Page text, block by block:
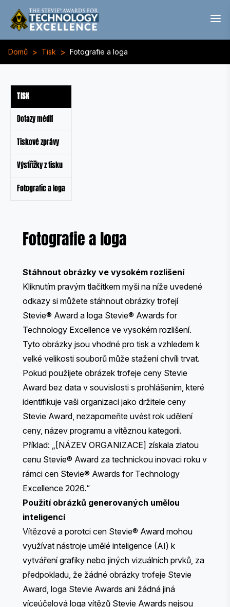
Domů > Tisk > Fotografie a loga
TISK
Dotazy médií
Tiskové zprávy
Výstřižky z tisku
Fotografie a loga
Fotografie a loga
Stáhnout obrázky ve vysokém rozlišení
Kliknutím pravým tlačítkem myši na níže uvedené
odkazy si můžete stáhnout obrázky trofejí
Stevie® Award a loga Stevie® Awards for
Technology Excellence ve vysokém rozlišení.
Tyto obrázky jsou vhodné pro tisk a vzhledem k
velké velikosti souborů může stažení chvíli trvat.
Pokud použijete obrázek trofeje ceny Stevie
Award bez data v souvislosti s prohlášením, které
identifikuje vaši organizaci jako držitele ceny
Stevie Award, nezapomeňte uvést rok udělení
ceny, název programu a vítěznou kategorii.
Příklad: „[NÁZEV ORGANIZACE] získala zlatou
cenu Stevie® Award za technickou inovaci roku v
rámci cen Stevie® Awards for Technology
Excellence 2026.“
Použití obrázků generovaných umělou
inteligencí
Vítězové a porotci cen Stevie® Award mohou
využívat nástroje umělé inteligence (AI) k
vytváření grafiky nebo jiných vizuálních prvků, za
předpokladu, že žádné obrázky trofeje Stevie
Award, loga Stevie Awards ani žádná jiná
víceúčelová loga vítězů Stevie Awards nejsou